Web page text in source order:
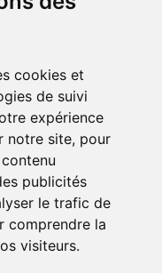
cookies et
de suivi
expérience
notre site, pour
publicités
le trafic de
comprendre la
visiteurs.
vous souhaitent de
beauté et